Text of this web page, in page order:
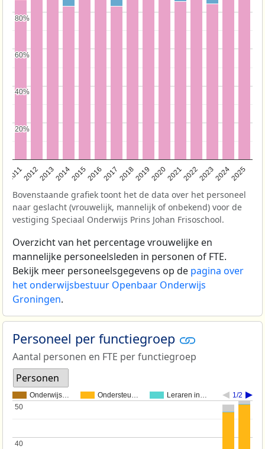
201120122013201420152016201720182019202020212022202320242025
20%
20%
40%
40%
60%
60%
80%
80%
Bovenstaande grafiek toont het de data over het personeel
naar geslacht (vrouwelijk, mannelijk of onbekend) voor de
vestiging Speciaal Onderwijs Prins Johan Frisoschool.
Overzicht van het percentage vrouwelijke en
mannelijke personeelsleden in personen of FTE.
Bekijk meer personeelsgegevens op de pagina over
het onderwijsbestuur Openbaar Onderwijs
Groningen.
Personeel per functiegroep
Aantal personen en FTE per functiegroep
Personen
Onderwijs… Ondersteu… Leraren in… 1/2
40
40
50
50